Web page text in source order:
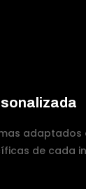
adaptados
de cada